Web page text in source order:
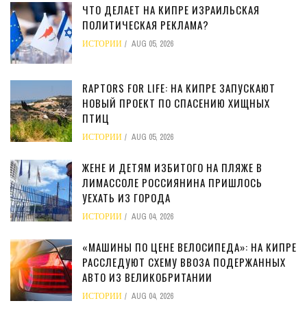
ЧТО ДЕЛАЕТ НА КИПРЕ ИЗРАИЛЬСКАЯ
ПОЛИТИЧЕСКАЯ РЕКЛАМА?
ИСТОРИИ AUG 05, 2026
RAPTORS FOR LIFE: НА КИПРЕ ЗАПУСКАЮТ
НОВЫЙ ПРОЕКТ ПО СПАСЕНИЮ ХИЩНЫХ
ПТИЦ
ИСТОРИИ AUG 05, 2026
ЖЕНЕ И ДЕТЯМ ИЗБИТОГО НА ПЛЯЖЕ В
ЛИМАССОЛЕ РОССИЯНИНА ПРИШЛОСЬ
УЕХАТЬ ИЗ ГОРОДА
ИСТОРИИ AUG 04, 2026
«МАШИНЫ ПО ЦЕНЕ ВЕЛОСИПЕДА»: НА КИПРЕ
РАССЛЕДУЮТ СХЕМУ ВВОЗА ПОДЕРЖАННЫХ
АВТО ИЗ ВЕЛИКОБРИТАНИИ
ИСТОРИИ AUG 04, 2026